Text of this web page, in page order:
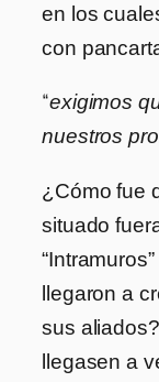
en los
con
“exigimos
nuestros
¿Cómo fue
situado
llegaron a
sus
llegasen a